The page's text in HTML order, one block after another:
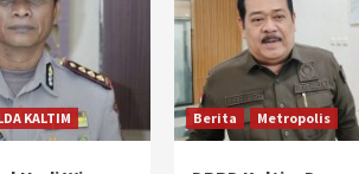
KALTIM Berita Metropolis